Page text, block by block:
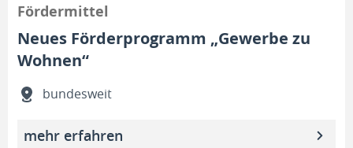
Fördermittel
Neues Förderprogramm „Gewerbe zu
Wohnen“
bundesweit
mehr erfahren